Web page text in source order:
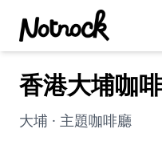
精選活動
博客文章
香港大埔咖
大埔 · 主題咖啡廳